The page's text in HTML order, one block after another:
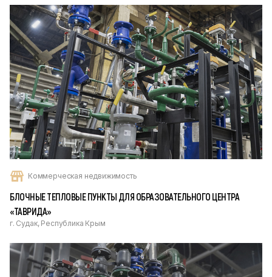
Коммерческая недвижимость
БЛОЧНЫЕ ТЕПЛОВЫЕ ПУНКТЫ ДЛЯ ОБРАЗОВАТЕЛЬНОГО ЦЕНТРА
«ТАВРИДА»
г. Судак, Республика Крым